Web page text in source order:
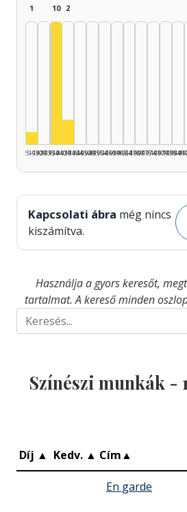
1
Színész, 1925–1929: 1
1925–1929
1930–1934
10
1935–1939
2
1940–1944
1945–1949
1950–1954
1955–1959
1960–1964
1965–1969
1970–1974
1975–1979
1980–1984
Kapcsolati ábra még nincs
kiszámítva.
Használja a gyors keresőt,
tartalmat. A kereső minden
Színészi munkák -
Díj ▲ Kedv. ▲ Cím▲
En garde